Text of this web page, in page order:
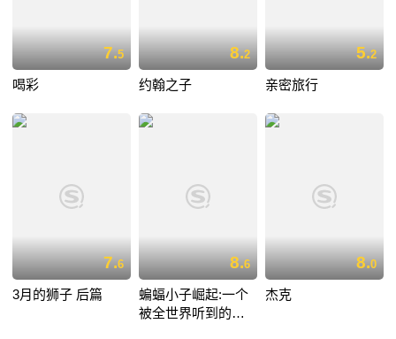
7.5
喝彩
8.2
约翰之子
5.2
亲密旅行
7.6
3月的狮子 后篇
8.6
蝙蝠小子崛起:一个
被全世界听到的愿
8.0
杰克